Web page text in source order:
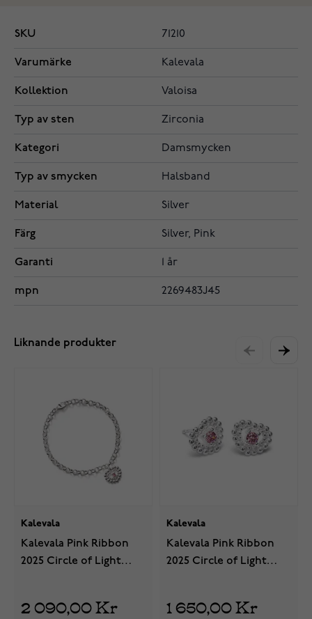
SKU 71210
Varumärke Kalevala
Kollektion Valoisa
Typ av sten Zirconia
Kategori Damsmycken
Typ av smycken Halsband
Material Silver
Färg Silver, Pink
Garanti 1 år
mpn 2269483J45
Liknande produkter
Kalevala
Kalevala Pink Ribbon
2025 Circle of Light
2 090,00 Kr
Kalevala
Kalevala Pink Ribbon
2025 Circle of Light
1 650,00 Kr